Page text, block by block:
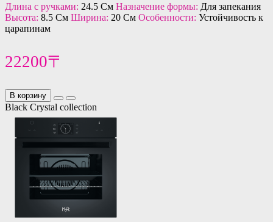
Длина с ручками: 24.5 См Назначение формы: Для запекания
Высота: 8.5 См Ширина: 20 См Особенности: Устойчивость к
царапинам
22200〒
В корзину
Black Crystal collection